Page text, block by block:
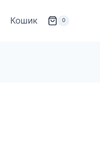
Кошик 0